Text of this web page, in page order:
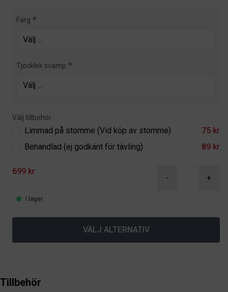
Product information
Färg
Tjocklek svamp
Välj tillbehör
Limmad på stomme (Vid köp av stomme)
75 kr
Behandlad (ej godkänt för tävling)
89 kr
699 kr
- +
I lager
VÄLJ ALTERNATIV
Tillbehör